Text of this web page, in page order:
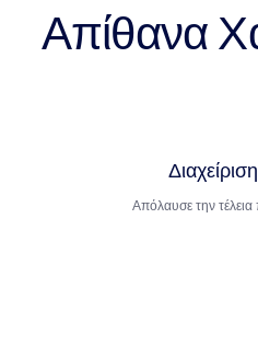
Απίθανα
Απόλαυσε την